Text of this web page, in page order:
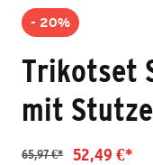
- 20%
Trikotset
mit
65,97 €* 52,49 €*